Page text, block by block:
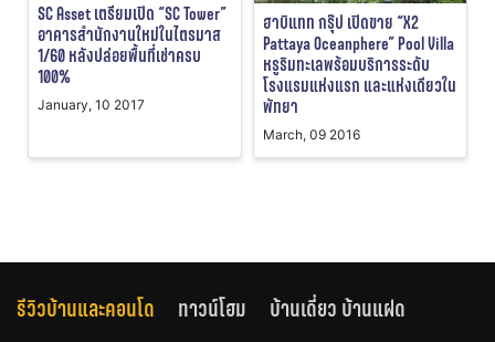
SC Asset เตรียมเปิด “SC Tower”
อาคารสำนักงานใหม่ในไตรมาส
1/60 หลังปล่อยพื้นที่เช่าครบ
100%
January, 10 2017
ฮาบิแทท กรุ๊ป เปิดขาย “X2
Pattaya Oceanphere” Pool Villa
หรูริมทะเลพร้อมบริการระดับ
โรงแรมแห่งแรก และแห่งเดียวใน
พัทยา
March, 09 2016
รีวิวบ้านและคอนโด ทาวน์โฮม
บ้านเดี่ยว บ้านแฝด